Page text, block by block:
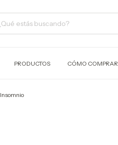
PRODUCTOS CÓMO COMPRAR
Insomnio